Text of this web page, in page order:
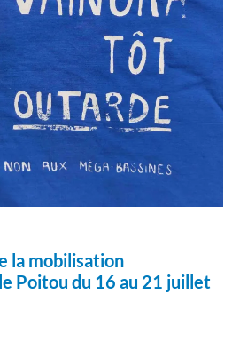
la mobilisation
Poitou du 16 au 21 juillet